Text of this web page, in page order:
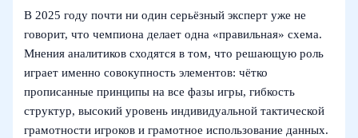
В 2025 году почти ни один серьёзный эксперт уже не
говорит, что чемпиона делает одна «правильная» схема.
Мнения аналитиков сходятся в том, что решающую роль
играет именно совокупность элементов: чётко
прописанные принципы на все фазы игры, гибкость
структур, высокий уровень индивидуальной тактической
грамотности игроков и грамотное использование данных.